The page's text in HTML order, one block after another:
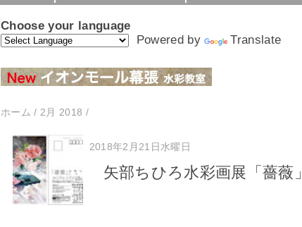
Choose your language
Powered by
Translate
ホーム / 2月 2018 /
2018年2月21日水曜日
矢部ちひろ水彩画展「薔薇」